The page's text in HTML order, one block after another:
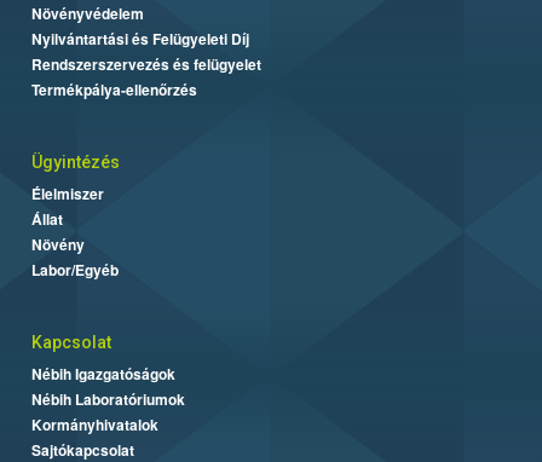
Növényvédelem
Nyilvántartási és Felügyeleti Díj
Rendszerszervezés és felügyelet
Termékpálya-ellenőrzés
Ügyintézés
Élelmiszer
Állat
Növény
Labor/Egyéb
Kapcsolat
Nébih Igazgatóságok
Nébih Laboratóriumok
Kormányhivatalok
Sajtókapcsolat